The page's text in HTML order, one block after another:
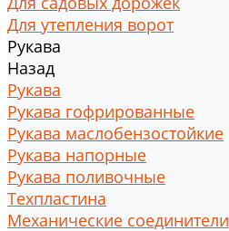
Для утепления ворот
Рукава
Назад
Рукава
Рукава гофрированные
Рукава маслобензостойкие
Рукава напорные
Рукава поливочные
Техпластина
Механические соединители